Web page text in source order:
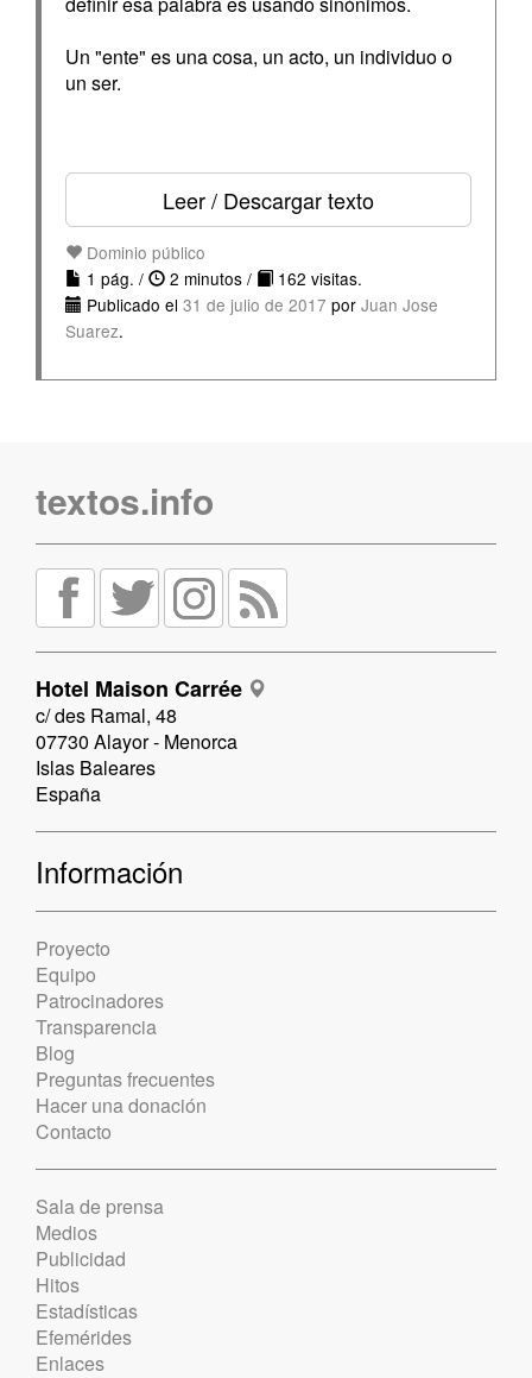
Un "ente" es una cosa, un acto, un individuo o
un ser.
Leer / Descargar texto
Dominio público
1 pág. /
2 minutos /
162 visitas.
Publicado el 31 de julio de 2017 por Juan Jose
Suarez.
textos.info
Hotel Maison Carrée
c/ des Ramal, 48
07730 Alayor - Menorca
Islas Baleares
España
Información
Proyecto
Equipo
Patrocinadores
Transparencia
Blog
Preguntas frecuentes
Hacer una donación
Contacto
Sala de prensa
Medios
Publicidad
Hitos
Estadísticas
Efemérides
Enlaces